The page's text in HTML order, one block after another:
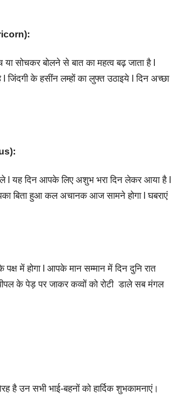
सोचकर बोलने से बात का महत्व बढ़ जाता है l
जिंदगी के हसींन लम्हों का लुफ्त उठाइये l दिन अच्छा
यह दिन आपके लिए अशुभ भरा दिन लेकर आया है l
बिता हुआ कल अचानक आज सामने होगा l घबराएं
में होगा l आपके मान सम्मान में दिन दुनि रात
के पेड़ पर जाकर कव्वों को रोटी डाले सब मंगल
है उन सभी भाई-बहनों को हार्दिक शुभकामनाएं।